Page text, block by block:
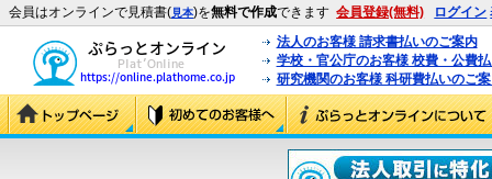
会員はオンラインで見積書(見本)を無料で作成できます 会員登録(無料) ログイン
法人のお客様 請求書払いのご案内
学校・官公庁のお客様 校費・公費
研究機関のお客様 科研費払いのご